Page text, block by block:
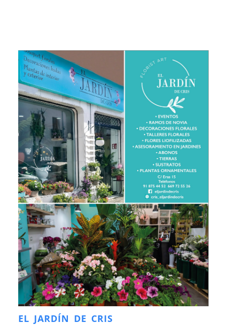
EL JARDÍN DE CRIS